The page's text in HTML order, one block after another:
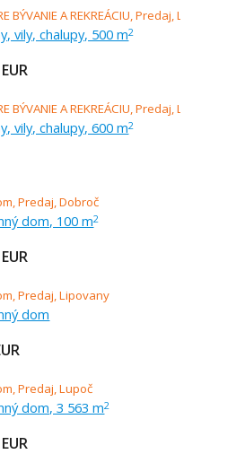
vily, chalupy, 500 m2
EUR
vily, chalupy, 600 m2
dom, 100 m2
EUR
dom
dom, 3 563 m2
EUR